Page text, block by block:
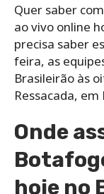
Quer saber
ao vivo online
precisa saber
feira, as
Brasileirão às
Ressacada, em
Onde
hoje no